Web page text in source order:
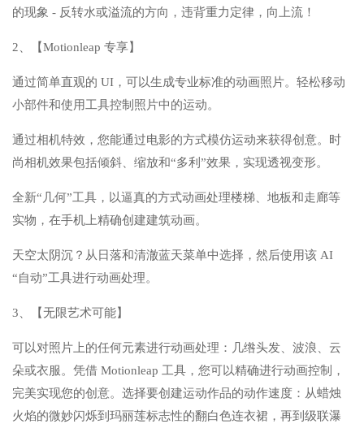
的现象 - 反转水或溢流的方向，违背重力定律，向上流！
2、【Motionleap 专享】
通过简单直观的 UI，可以生成专业标准的动画照片。轻松移动
小部件和使用工具控制照片中的运动。
通过相机特效，您能通过电影的方式模仿运动来获得创意。时
尚相机效果包括倾斜、缩放和“多利”效果，实现透视变形。
全新“几何”工具，以逼真的方式动画处理楼梯、地板和走廊等
实物，在手机上精确创建建筑动画。
天空太阴沉？从日落和清澈蓝天菜单中选择，然后使用该 AI
“自动”工具进行动画处理。
3、【无限艺术可能】
可以对照片上的任何元素进行动画处理：几绺头发、波浪、云
朵或衣服。凭借 Motionleap 工具，您可以精确进行动画控制，
完美实现您的创意。选择要创建运动作品的动作速度：从蜡烛
火焰的微妙闪烁到玛丽莲标志性的翻白色连衣裙，再到级联瀑